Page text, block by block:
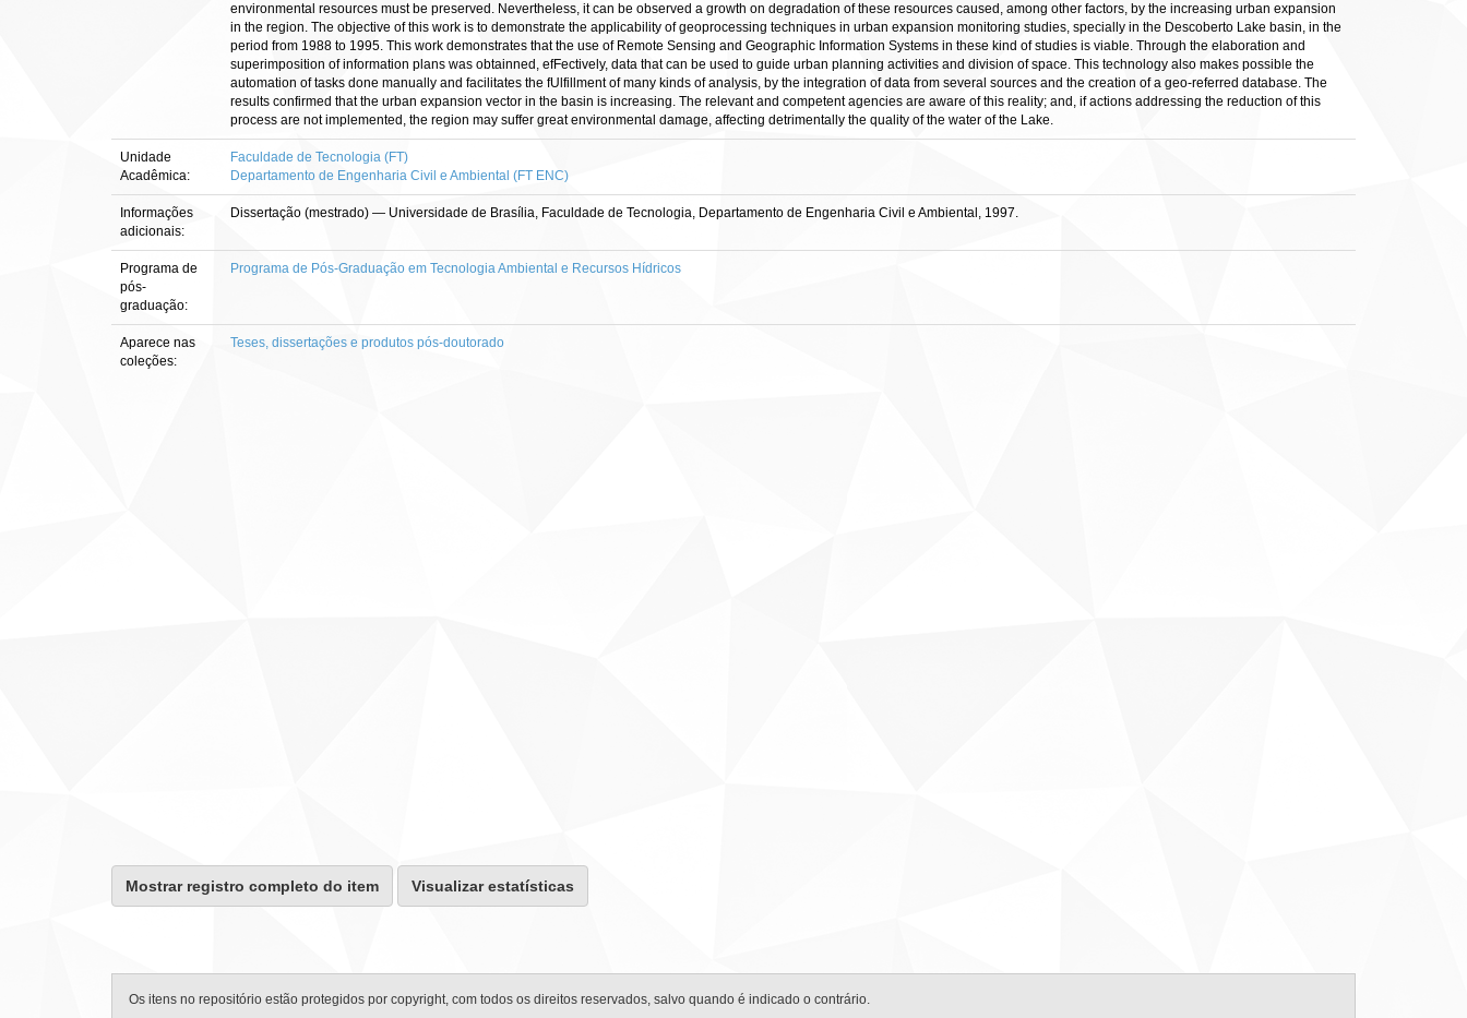
environmental resources must be preserved. Nevertheless, it can be observed a growth on degradation of these resources caused, among other factors, by the increasing urban expansion
in the region. The objective of this work is to demonstrate the applicability of geoprocessing techniques in urban expansion monitoring studies, specially in the Descoberto Lake basin, in the
period from 1988 to 1995. This work demonstrates that the use of Remote Sensing and Geographic Information Systems in these kind of studies is viable. Through the elaboration and
superimposition of information plans was obtainned, efFectively, data that can be used to guide urban planning activities and division of space. This technology also makes possible the
automation of tasks done manually and facilitates the fUlfillment of many kinds of analysis, by the integration of data from several sources and the creation of a geo-referred database. The
results confirmed that the urban expansion vector in the basin is increasing. The relevant and competent agencies are aware of this reality; and, if actions addressing the reduction of this
process are not implemented, the region may suffer great environmental damage, affecting detrimentally the quality of the water of the Lake.
Unidade
Acadêmica:
Faculdade de Tecnologia (FT)
Departamento de Engenharia Civil e Ambiental (FT ENC)
Informações
adicionais:
Dissertação (mestrado) — Universidade de Brasília, Faculdade de Tecnologia, Departamento de Engenharia Civil e Ambiental, 1997.
Programa de
pós-
graduação:
Programa de Pós-Graduação em Tecnologia Ambiental e Recursos Hídricos
Aparece nas
coleções:
Teses, dissertações e produtos pós-doutorado
Mostrar registro completo do item Visualizar estatísticas
Os itens no repositório estão protegidos por copyright, com todos os direitos reservados, salvo quando é indicado o contrário.